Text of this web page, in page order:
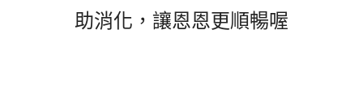
助消化，讓恩恩更順暢喔